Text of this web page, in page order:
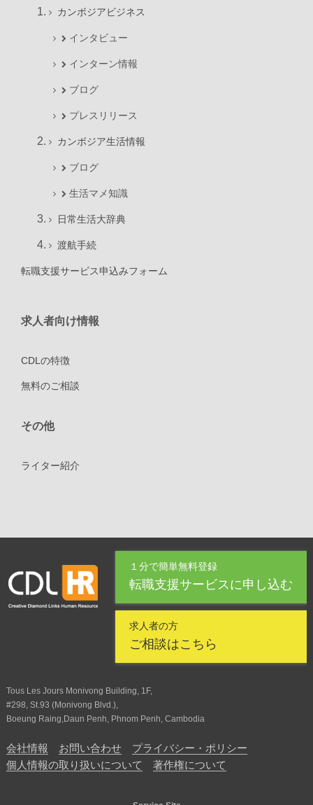
カンボジアビジネス
インタビュー
インターン情報
ブログ
プレスリリース
カンボジア生活情報
ブログ
生活マメ知識
日常生活大辞典
渡航手続
転職支援サービス申込みフォーム
求人者向け情報
CDLの特徴
無料のご相談
その他
ライター紹介
１分で簡単無料登録
転職支援サービスに申し込む
求人者の方
ご相談はこちら
Tous Les Jours Monivong Building, 1F,
#298, St.93 (Monivong Blvd.),
Boeung Raing,Daun Penh, Phnom Penh, Cambodia
会社情報 お問い合わせ
プライバシー・ポリシー
個人情報の取り扱いについて
著作権について